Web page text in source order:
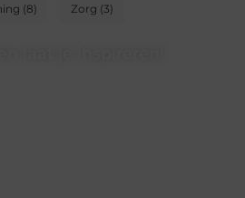
(8) Zorg (3)